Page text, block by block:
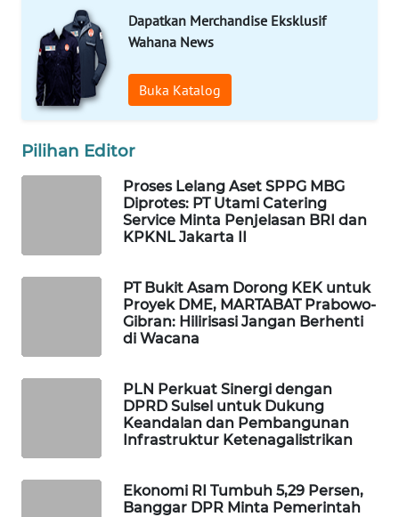
Dapatkan Merchandise Eksklusif
Wahana News
Buka Katalog
Pilihan Editor
Proses Lelang Aset SPPG MBG
Diprotes: PT Utami Catering
Service Minta Penjelasan BRI dan
KPKNL Jakarta II
PT Bukit Asam Dorong KEK untuk
Proyek DME, MARTABAT Prabowo-
Gibran: Hilirisasi Jangan Berhenti
di Wacana
PLN Perkuat Sinergi dengan
DPRD Sulsel untuk Dukung
Keandalan dan Pembangunan
Infrastruktur Ketenagalistrikan
Ekonomi RI Tumbuh 5,29 Persen,
Banggar DPR Minta Pemerintah
WAHANANEWS
CO ID
WAHANANEWS
NET
WAHANA
SPORT
PERSONA